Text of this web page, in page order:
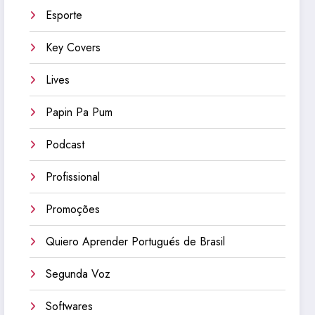
Esporte
Key Covers
Lives
Papin Pa Pum
Podcast
Profissional
Promoções
Quiero Aprender Portugués de Brasil
Segunda Voz
Softwares